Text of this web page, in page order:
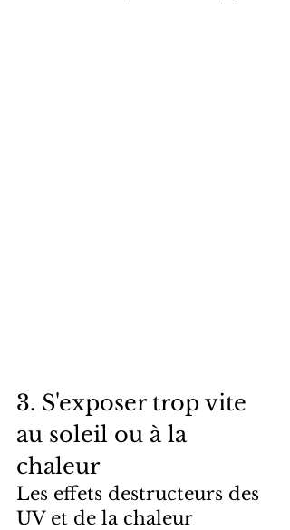
3. S'exposer trop vite
au soleil ou à la
chaleur
Les effets destructeurs des
UV et de la chaleur